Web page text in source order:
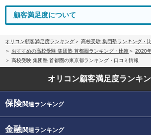
顧客満足度について
オリコン顧客満足度ランキング
高校受験 集団塾ランキング・
おすすめの高校受験 集団塾 首都圏ランキング・比較
2020
高校受験 集団塾 首都圏の東京都ランキング・口コミ情報
オリコン顧客満足度ランキ
保険関連ランキング
金融関連ランキング